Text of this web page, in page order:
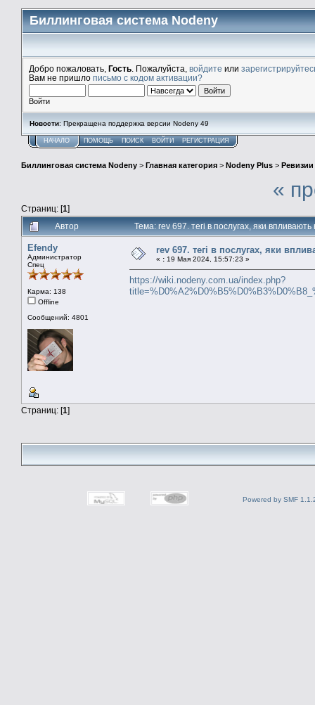
Биллинговая система Nodeny
Добро пожаловать, Гость . Пожалуйста, войдите или
Вам не пришло письмо с кодом активации?
Войти
Новости: Прекращена поддержка версии Nodeny 49
НАЧАЛО ПОМОЩЬ ПОИСК ВОЙТИ РЕГИСТРАЦИЯ
Биллинговая система Nodeny > Главная категория > Nodeny Plus > Ревизии
Страниц: [1]
«
Автор Тема: rev 697. тегі в послугах, яки
Efendy
Администратор
Спец
Карма: 138
Offline
Сообщений: 4801
rev 697. тегі в послугах, яки
« : 19 Мая 2024, 15:57:23 »
https://wiki.nodeny.com.ua/index.php?
Страниц: [1]
Powered by SMF